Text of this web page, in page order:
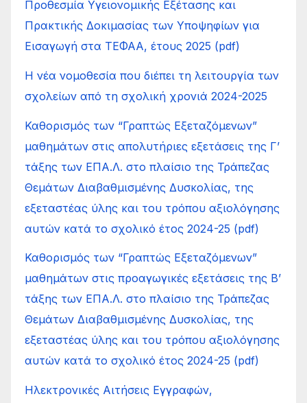
Προθεσμία Υγειονομικής Εξέτασης και
Πρακτικής Δοκιμασίας των Υποψηφίων για
Εισαγωγή στα ΤΕΦΑΑ, έτους 2025 (pdf)
Η νέα νομοθεσία που διέπει τη λειτουργία των
σχολείων από τη σχολική χρονιά 2024-2025
Καθορισμός των “Γραπτώς Εξεταζόμενων”
μαθημάτων στις απολυτήριες εξετάσεις της Γ’
τάξης των ΕΠΑ.Λ. στο πλαίσιο της Τράπεζας
Θεμάτων Διαβαθμισμένης Δυσκολίας, της
εξεταστέας ύλης και του τρόπου αξιολόγησης
αυτών κατά το σχολικό έτος 2024-25 (pdf)
Καθορισμός των “Γραπτώς Εξεταζόμενων”
μαθημάτων στις προαγωγικές εξετάσεις της Β’
τάξης των ΕΠΑ.Λ. στο πλαίσιο της Τράπεζας
Θεμάτων Διαβαθμισμένης Δυσκολίας, της
εξεταστέας ύλης και του τρόπου αξιολόγησης
αυτών κατά το σχολικό έτος 2024-25 (pdf)
Ηλεκτρονικές Αιτήσεις Εγγραφών,